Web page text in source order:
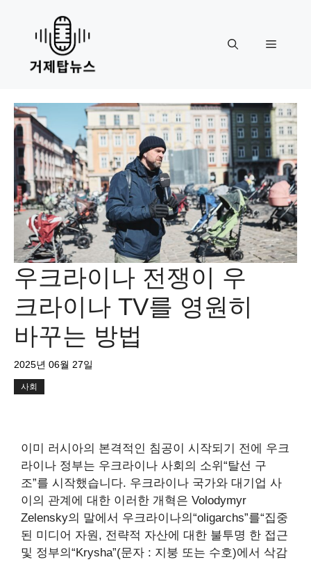
content
Menu
우크라이나 전쟁이 우
크라이나 TV를 영원히
바꾸는 방법
2025년 06월 27일
사회
이미 러시아의 본격적인 침공이 시작되기 전에 우크
라이나 정부는 우크라이나 사회의 소위“탈선 구
조”를 시작했습니다. 우크라이나 국가와 대기업 사
이의 관계에 대한 이러한 개혁은 Volodymyr
Zelensky의 말에서 우크라이나의“oligarchs”를“집중
된 미디어 자원, 전략적 자산에 대한 불투명 한 접근
및 정부의“Krysha”(문자 : 지붕 또는 수호)에서 삭감